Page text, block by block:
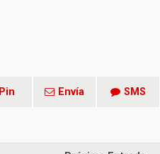
Pin Envía SMS